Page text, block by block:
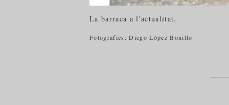
La barraca a l'actualitat.
Fotografies: Diego López Bonillo